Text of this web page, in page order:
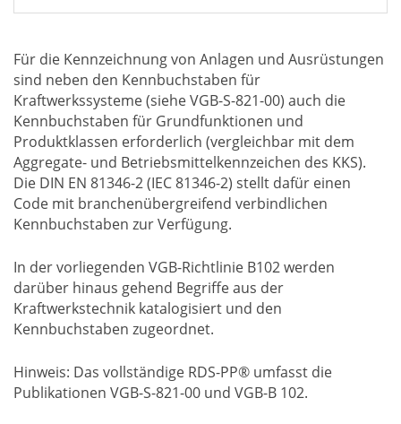
Für die Kennzeichnung von Anlagen und Ausrüstungen
sind neben den Kennbuchstaben für
Kraftwerkssysteme (siehe VGB-S-821-00) auch die
Kennbuchstaben für Grundfunktionen und
Produktklassen erforderlich (vergleichbar mit dem
Aggregate- und Betriebsmittelkennzeichen des KKS).
Die DIN EN 81346-2 (IEC 81346-2) stellt dafür einen
Code mit branchenübergreifend verbindlichen
Kennbuchstaben zur Verfügung.
In der vorliegenden VGB-Richtlinie B102 werden
darüber hinaus gehend Begriffe aus der
Kraftwerkstechnik katalogisiert und den
Kennbuchstaben zugeordnet.
Hinweis: Das vollständige RDS-PP® umfasst die
Publikationen VGB-S-821-00 und VGB-B 102.